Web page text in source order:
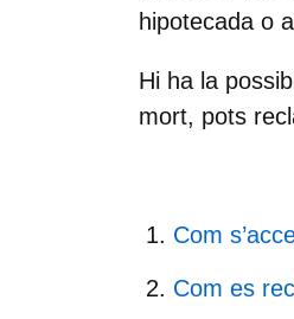
hipotecada o
Hi ha la
mort, pots
Com
Com es